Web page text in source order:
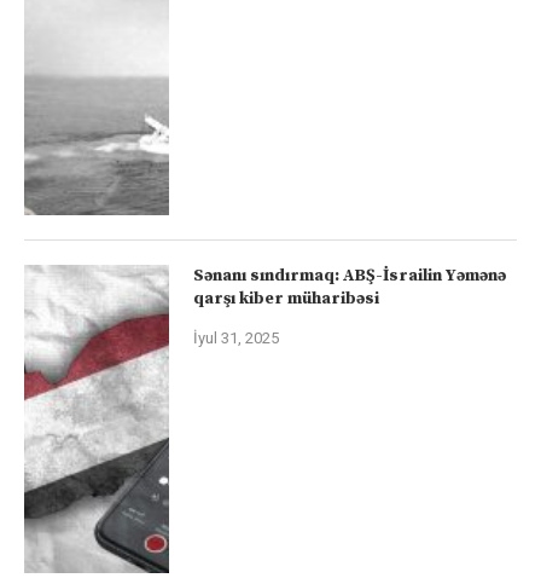
Sənanı sındırmaq: ABŞ-İsrailin Yəmənə
qarşı kiber müharibəsi
İyul 31, 2025